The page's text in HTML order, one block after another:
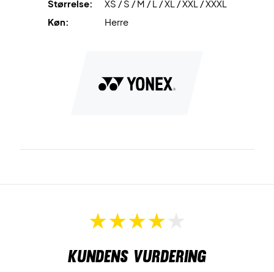
Størrelse:
XS / S / M / L / XL / XXL / XXXL
Køn:
Herre
Kundens vurdering